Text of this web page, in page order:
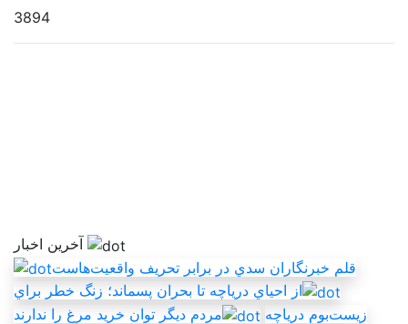
3894
قلم خبرنگاران سدي در برابر تحريف واقعيت‌هاست
از احياي درياچه تا بحران پسماند؛ زنگ خطر براي
زيست‌بوم درياچه
مردم ديگر توان خريد مرغ را ندارند